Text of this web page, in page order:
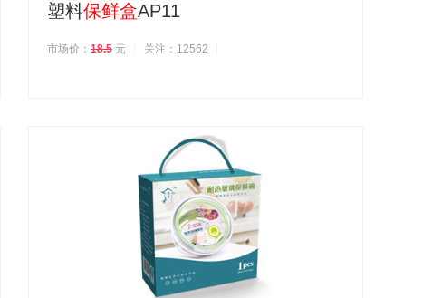
塑料保鲜盒AP11
市场价： 18.5 元 关注：12562